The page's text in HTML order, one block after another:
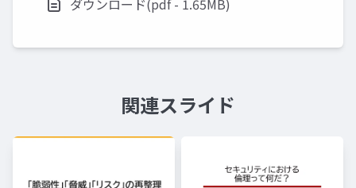
ダウンロード(pdf - 1.65MB)
関連スライド